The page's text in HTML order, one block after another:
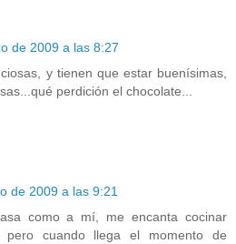
de 2009 a las 8:27
y tienen que estar buenísimas,
perdición el chocolate...
de 2009 a las 9:21
como a mí, me encanta cocinar
pero cuando llega el momento de